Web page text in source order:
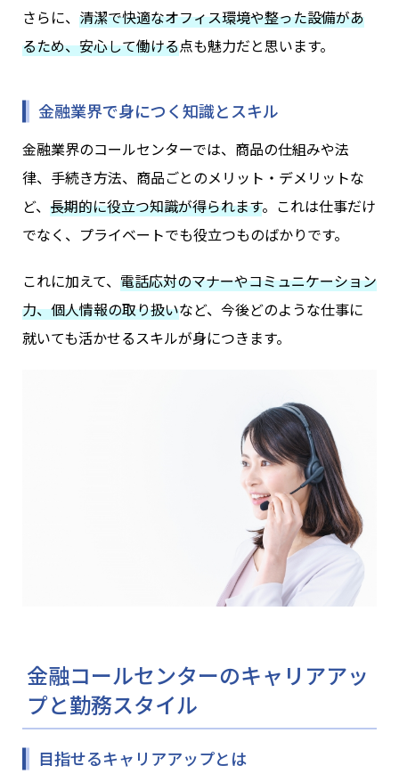
さらに、 清潔で快適なオフィス環境や整った設備があ
るため、安心して働ける点も魅力だと思います。
金融業界で身につく知識とスキル
金融業界のコールセンターでは、商品の仕組みや法
律、手続き方法、商品ごとのメリット・デメリットな
ど、 長期的に役立つ知識が得られます。これは仕事だけ
でなく、プライベートでも役立つものばかりです。
これに加えて、 電話応対のマナーやコミュニケーション
力、個人情報の取り扱いなど、今後どのような仕事に
就いても活かせるスキルが身につきます。
金融コールセンターのキャリアアッ
プと勤務スタイル
目指せるキャリアアップとは